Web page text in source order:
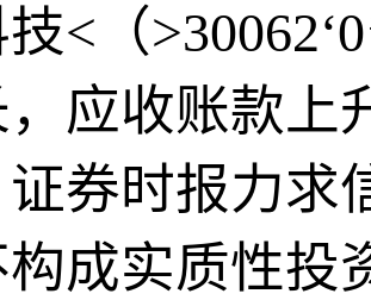
<（
应收账款上
券时报力求
成实质性投